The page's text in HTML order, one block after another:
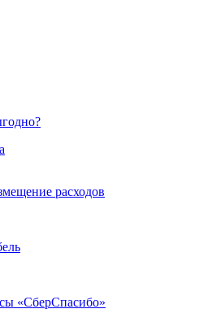
расходов
«СберСпасибо»